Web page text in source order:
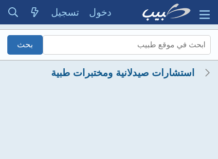
دخول تسجيل
استشارات صيدلانية ومختبرات طبية